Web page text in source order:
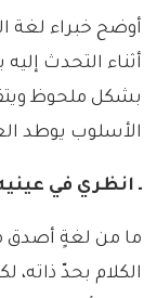
أوضح خبراء لغة
أثناء التحدث
بشكل ملحوظ
الأسلوب يوطد
ـ انظري في
ما من لغةٍ أصدق
الكلام بحدّ